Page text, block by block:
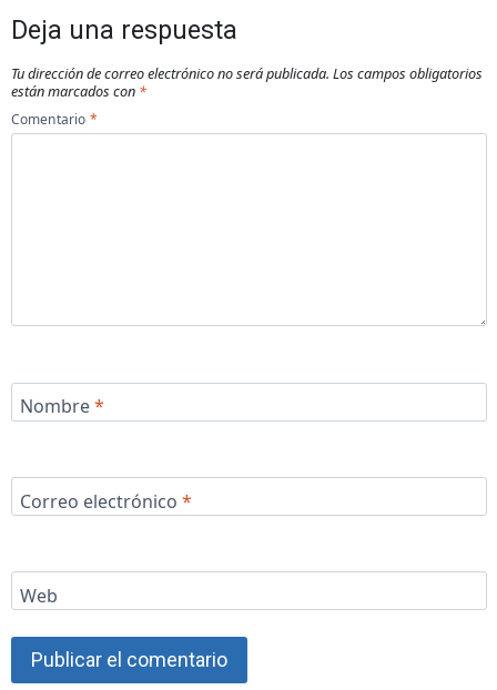
Deja una respuesta
Tu dirección de correo electrónico no será publicada. Los campos obligatorios
están marcados con *
Comentario *
Nombre*
Correo electrónico *
Web